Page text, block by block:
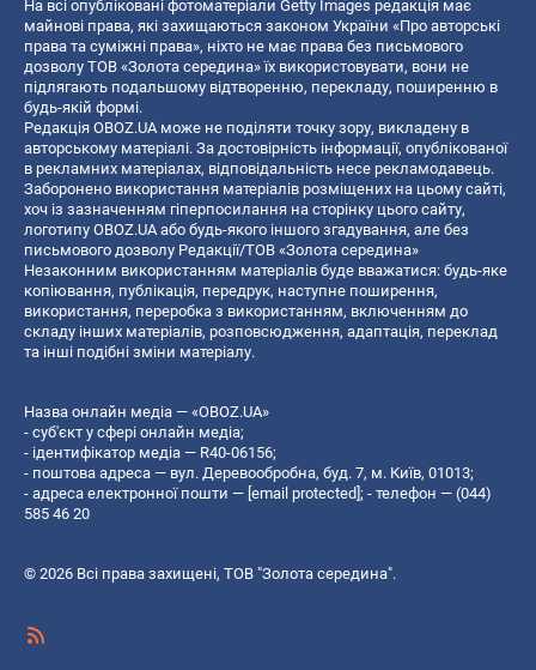
На всі опубліковані фотоматеріали Getty Images редакція має
майнові права, які захищаються законом України «Про авторські
права та суміжні права», ніхто не має права без письмового
дозволу ТОВ «Золота середина» їх використовувати, вони не
підлягають подальшому відтворенню, перекладу, поширенню в
будь-якій формі.
Редакція OBOZ.UA може не поділяти точку зору, викладену в
авторському матеріалі. За достовірність інформації, опублікованої
в рекламних матеріалах, відповідальність несе рекламодавець.
Заборонено використання матеріалів розміщених на цьому сайті,
хоч із зазначенням гіперпосилання на сторінку цього сайту,
логотипу OBOZ.UA або будь-якого іншого згадування, але без
письмового дозволу Редакції/ТОВ «Золота середина»
Незаконним використанням матеріалів буде вважатися: будь-яке
копiювання, публiкацiя, передрук, наступне поширення,
використання, переробка з використанням, включенням до
складу інших матеріалів, розповсюдження, адаптація, переклад
та інші подібні зміни матеріалу.
Назва онлайн медіа — «OBOZ.UA»
- суб'єкт у сфері онлайн медіа;
- ідентифікатор медіа — R40-06156;
- поштова адреса — вул. Деревообробна, буд. 7, м. Київ, 01013;
- адреса електронної пошти — [email protected] ; - телефон — (044)
585 46 20
© 2026 Всі права захищені, ТОВ "Золота середина".